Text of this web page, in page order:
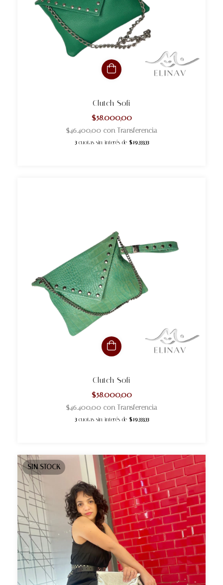
Clutch Sofi
$58.000,00
$46.400,00 con Transferencia
3 cuotas sin interés de $19.333,33
Clutch Sofi
$58.000,00
$46.400,00 con Transferencia
3 cuotas sin interés de $19.333,33
SIN STOCK